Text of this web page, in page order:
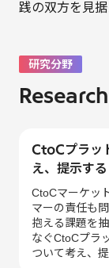
践の双方を見据
研究分野
CtoCプラッ
え、提示する
CtoCマーケッ
マーの責任も
抱える課題を
なぐCtoCプラ
ついて考え、